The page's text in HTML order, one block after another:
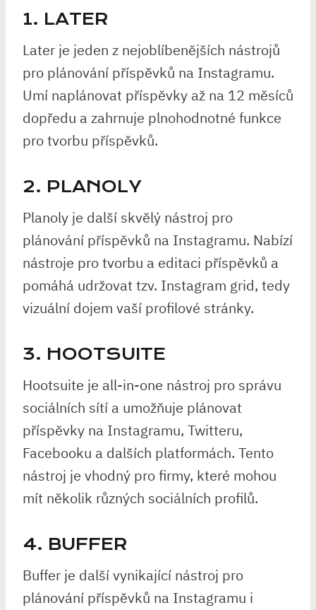
1. LATER
Later je jeden z nejoblíbenějších nástrojů
pro plánování příspěvků na Instagramu.
Umí naplánovat příspěvky až na 12 měsíců
dopředu a zahrnuje plnohodnotné funkce
pro tvorbu příspěvků.
2. PLANOLY
Planoly je další skvělý nástroj pro
plánování příspěvků na Instagramu. Nabízí
nástroje pro tvorbu a editaci příspěvků a
pomáhá udržovat tzv. Instagram grid, tedy
vizuální dojem vaší profilové stránky.
3. HOOTSUITE
Hootsuite je all-in-one nástroj pro správu
sociálních sítí a umožňuje plánovat
příspěvky na Instagramu, Twitteru,
Facebooku a dalších platformách. Tento
nástroj je vhodný pro firmy, které mohou
mít několik různých sociálních profilů.
4. BUFFER
Buffer je další vynikající nástroj pro
plánování příspěvků na Instagramu i